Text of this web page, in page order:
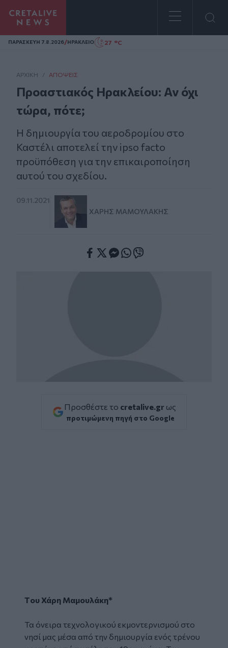
Homepage
ΠΑΡΑΣΚΕΥΗ 7.8.2026/ΗΡΑΚΛΕΙΟ 27 °C
ΑΡΧΙΚΗ / ΑΠΌΨΕΙΣ
Προαστιακός Ηρακλείου: Αν όχι
τώρα, πότε;
Η δημιουργία του αεροδρομίου στο
Καστέλι αποτελεί την ipso facto
προϋπόθεση για την επικαιροποίηση
αυτού του σχεδίου.
09.11.2021
ΧΆΡΗΣ ΜΑΜΟΥΛΆΚΗΣ
Προσθέστε το cretalive.gr ως
προτιμώμενη πηγή στο Google
Tου Χάρη Μαμουλάκη*
Τα όνειρα τεχνολογικού εκμοντερνισμού στο
νησί μας μέσα από την δημιουργία ενός τρένου